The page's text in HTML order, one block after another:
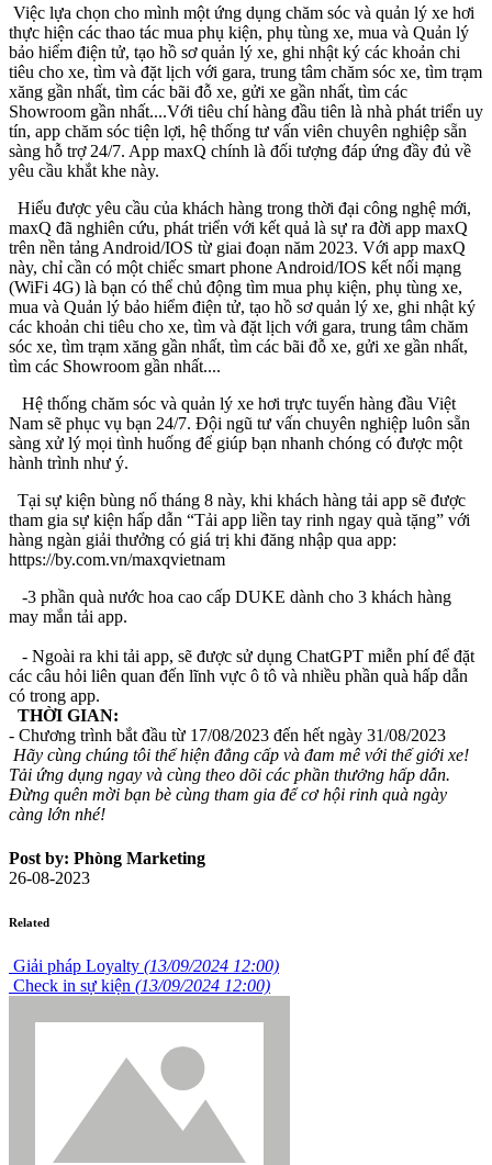
Việc lựa chọn cho mình một ứng dụng chăm sóc và quản lý xe hơi
thực hiện các thao tác mua phụ kiện, phụ tùng xe, mua và Quản lý
bảo hiểm điện tử, tạo hồ sơ quản lý xe, ghi nhật ký các khoản chi
tiêu cho xe, tìm và đặt lịch với gara, trung tâm chăm sóc xe, tìm trạm
xăng gần nhất, tìm các bãi đỗ xe, gửi xe gần nhất, tìm các
Showroom gần nhất....Với tiêu chí hàng đầu tiên là nhà phát triển uy
tín, app chăm sóc tiện lợi, hệ thống tư vấn viên chuyên nghiệp sẵn
sàng hỗ trợ 24/7. App maxQ chính là đối tượng đáp ứng đầy đủ về
yêu cầu khắt khe này.
Hiểu được yêu cầu của khách hàng trong thời đại công nghệ mới,
maxQ đã nghiên cứu, phát triển với kết quả là sự ra đời app maxQ
trên nền tảng Android/IOS từ giai đoạn năm 2023. Với app maxQ
này, chỉ cần có một chiếc smart phone Android/IOS kết nối mạng
(WiFi 4G) là bạn có thể chủ động tìm mua phụ kiện, phụ tùng xe,
mua và Quản lý bảo hiểm điện tử, tạo hồ sơ quản lý xe, ghi nhật ký
các khoản chi tiêu cho xe, tìm và đặt lịch với gara, trung tâm chăm
sóc xe, tìm trạm xăng gần nhất, tìm các bãi đỗ xe, gửi xe gần nhất,
tìm các Showroom gần nhất....
Hệ thống chăm sóc và quản lý xe hơi trực tuyến hàng đầu Việt
Nam sẽ phục vụ bạn 24/7. Đội ngũ tư vấn chuyên nghiệp luôn sẵn
sàng xử lý mọi tình huống để giúp bạn nhanh chóng có được một
hành trình như ý.
Tại sự kiện bùng nổ tháng 8 này, khi khách hàng tải app sẽ được
tham gia sự kiện hấp dẫn “Tải app liền tay rinh ngay quà tặng” với
hàng ngàn giải thưởng có giá trị khi đăng nhập qua app:
https://by.com.vn/maxqvietnam
-3 phần quà nước hoa cao cấp DUKE dành cho 3 khách hàng
may mắn tải app.
- Ngoài ra khi tải app, sẽ được sử dụng ChatGPT miễn phí để đặt
các câu hỏi liên quan đến lĩnh vực ô tô và nhiều phần quà hấp dẫn
có trong app.
THỜI GIAN:
- Chương trình bắt đầu từ 17/08/2023 đến hết ngày 31/08/2023
Hãy cùng chúng tôi thể hiện đẳng cấp và đam mê với thế giới xe!
Tải ứng dụng ngay và cùng theo dõi các phần thưởng hấp dẫn.
Đừng quên mời bạn bè cùng tham gia để cơ hội rinh quà ngày
càng lớn nhé!
Post by: Phòng Marketing
26-08-2023
Related
Giải pháp Loyalty (13/09/2024 12:00)
Check in sự kiện (13/09/2024 12:00)